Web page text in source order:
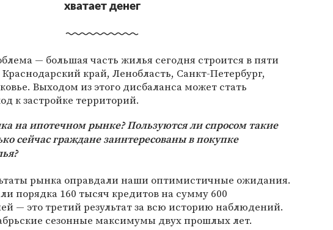
хватает денег
— большая часть жилья сегодня строится в пяти
край, Ленобласть, Санкт-Петербург,
Выходом из этого дисбаланса может стать
к застройке территорий.
на ипотечном рынке? Пользуются ли спросом такие
сейчас граждане заинтересованы в покупке
рынка оправдали наши оптимистичные ожидания.
порядка 160 тысяч кредитов на сумму 600
— это третий результат за всю историю наблюдений.
сезонные максимумы двух прошлых лет.